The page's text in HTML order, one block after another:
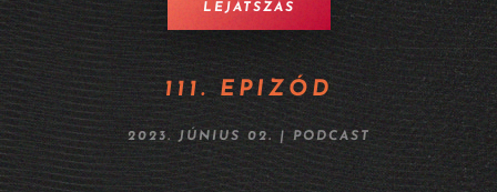
265 - A Twitter alapítója kitalált egy MI alapú céges szervezetet
264 - Fújhatja-e a pápa az AI morális passzátszelét?
263 - Kik rejtőznek az AI kilenc maszkja mögött?
262 - Lehet, hogy mégsem mennek csődbe a frontlaborok?
LEJÁTSZÁS
111. EPIZÓD
2023. JÚNIUS 02. | PODCAST